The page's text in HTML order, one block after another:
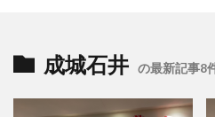
成城石井 の最新記事8